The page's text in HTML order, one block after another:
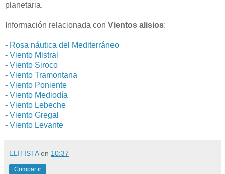
planetaria.
Información relacionada con Vientos alisios:
- Rosa náutica del Mediterráneo
- Viento Mistral
- Viento Siroco
- Viento Tramontana
- Viento Poniente
- Viento Mediodía
- Viento Lebeche
- Viento Gregal
- Viento Levante
ELITISTA en 10:37
Compartir